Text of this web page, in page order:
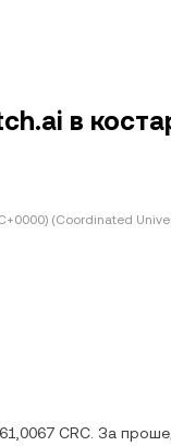
в
(Coordinated
CRC. За